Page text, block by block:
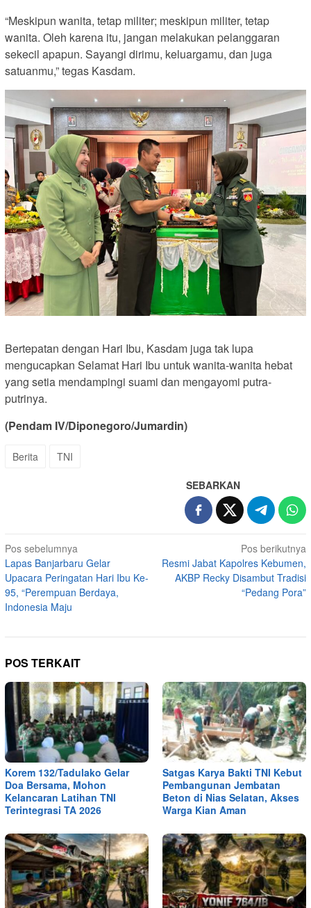
“Meskipun wanita, tetap militer; meskipun militer, tetap
wanita. Oleh karena itu, jangan melakukan pelanggaran
sekecil apapun. Sayangi dirimu, keluargamu, dan juga
satuanmu,” tegas Kasdam.
Bertepatan dengan Hari Ibu, Kasdam juga tak lupa
mengucapkan Selamat Hari Ibu untuk wanita-wanita hebat
yang setia mendampingi suami dan mengayomi putra-
putrinya.
(Pendam IV/Diponegoro/Jumardin)
Berita TNI
SEBARKAN
Navigasi
pos
Pos sebelumnya
Lapas Banjarbaru Gelar
Upacara Peringatan Hari Ibu Ke-
95, “Perempuan Berdaya,
Indonesia Maju
Pos berikutnya
Resmi Jabat Kapolres Kebumen,
AKBP Recky Disambut Tradisi
“Pedang Pora”
POS TERKAIT
Korem 132/Tadulako Gelar
Doa Bersama, Mohon
Kelancaran Latihan TNI
Terintegrasi TA 2026
Satgas Karya Bakti TNI Kebut
Pembangunan Jembatan
Beton di Nias Selatan, Akses
Warga Kian Aman